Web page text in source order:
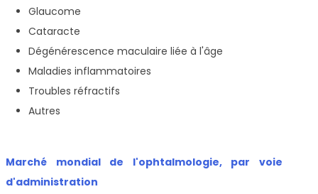
Glaucome
Cataracte
Dégénérescence maculaire liée à l'âge
Maladies inflammatoires
Troubles réfractifs
Autres
Marché mondial de l'ophtalmologie, par voie
d'administration